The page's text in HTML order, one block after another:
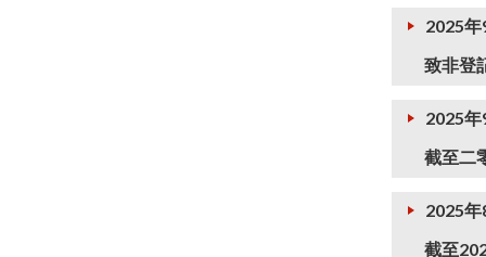
2025
致非登
2025
截至二
2025
截至